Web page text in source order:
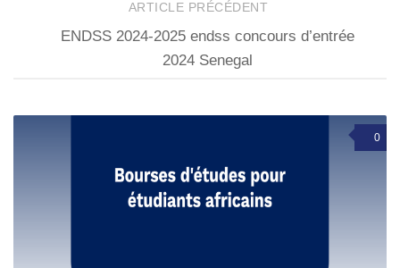
ARTICLE PRÉCÉDENT
ENDSS 2024-2025 endss concours d’entrée
2024 Senegal
0